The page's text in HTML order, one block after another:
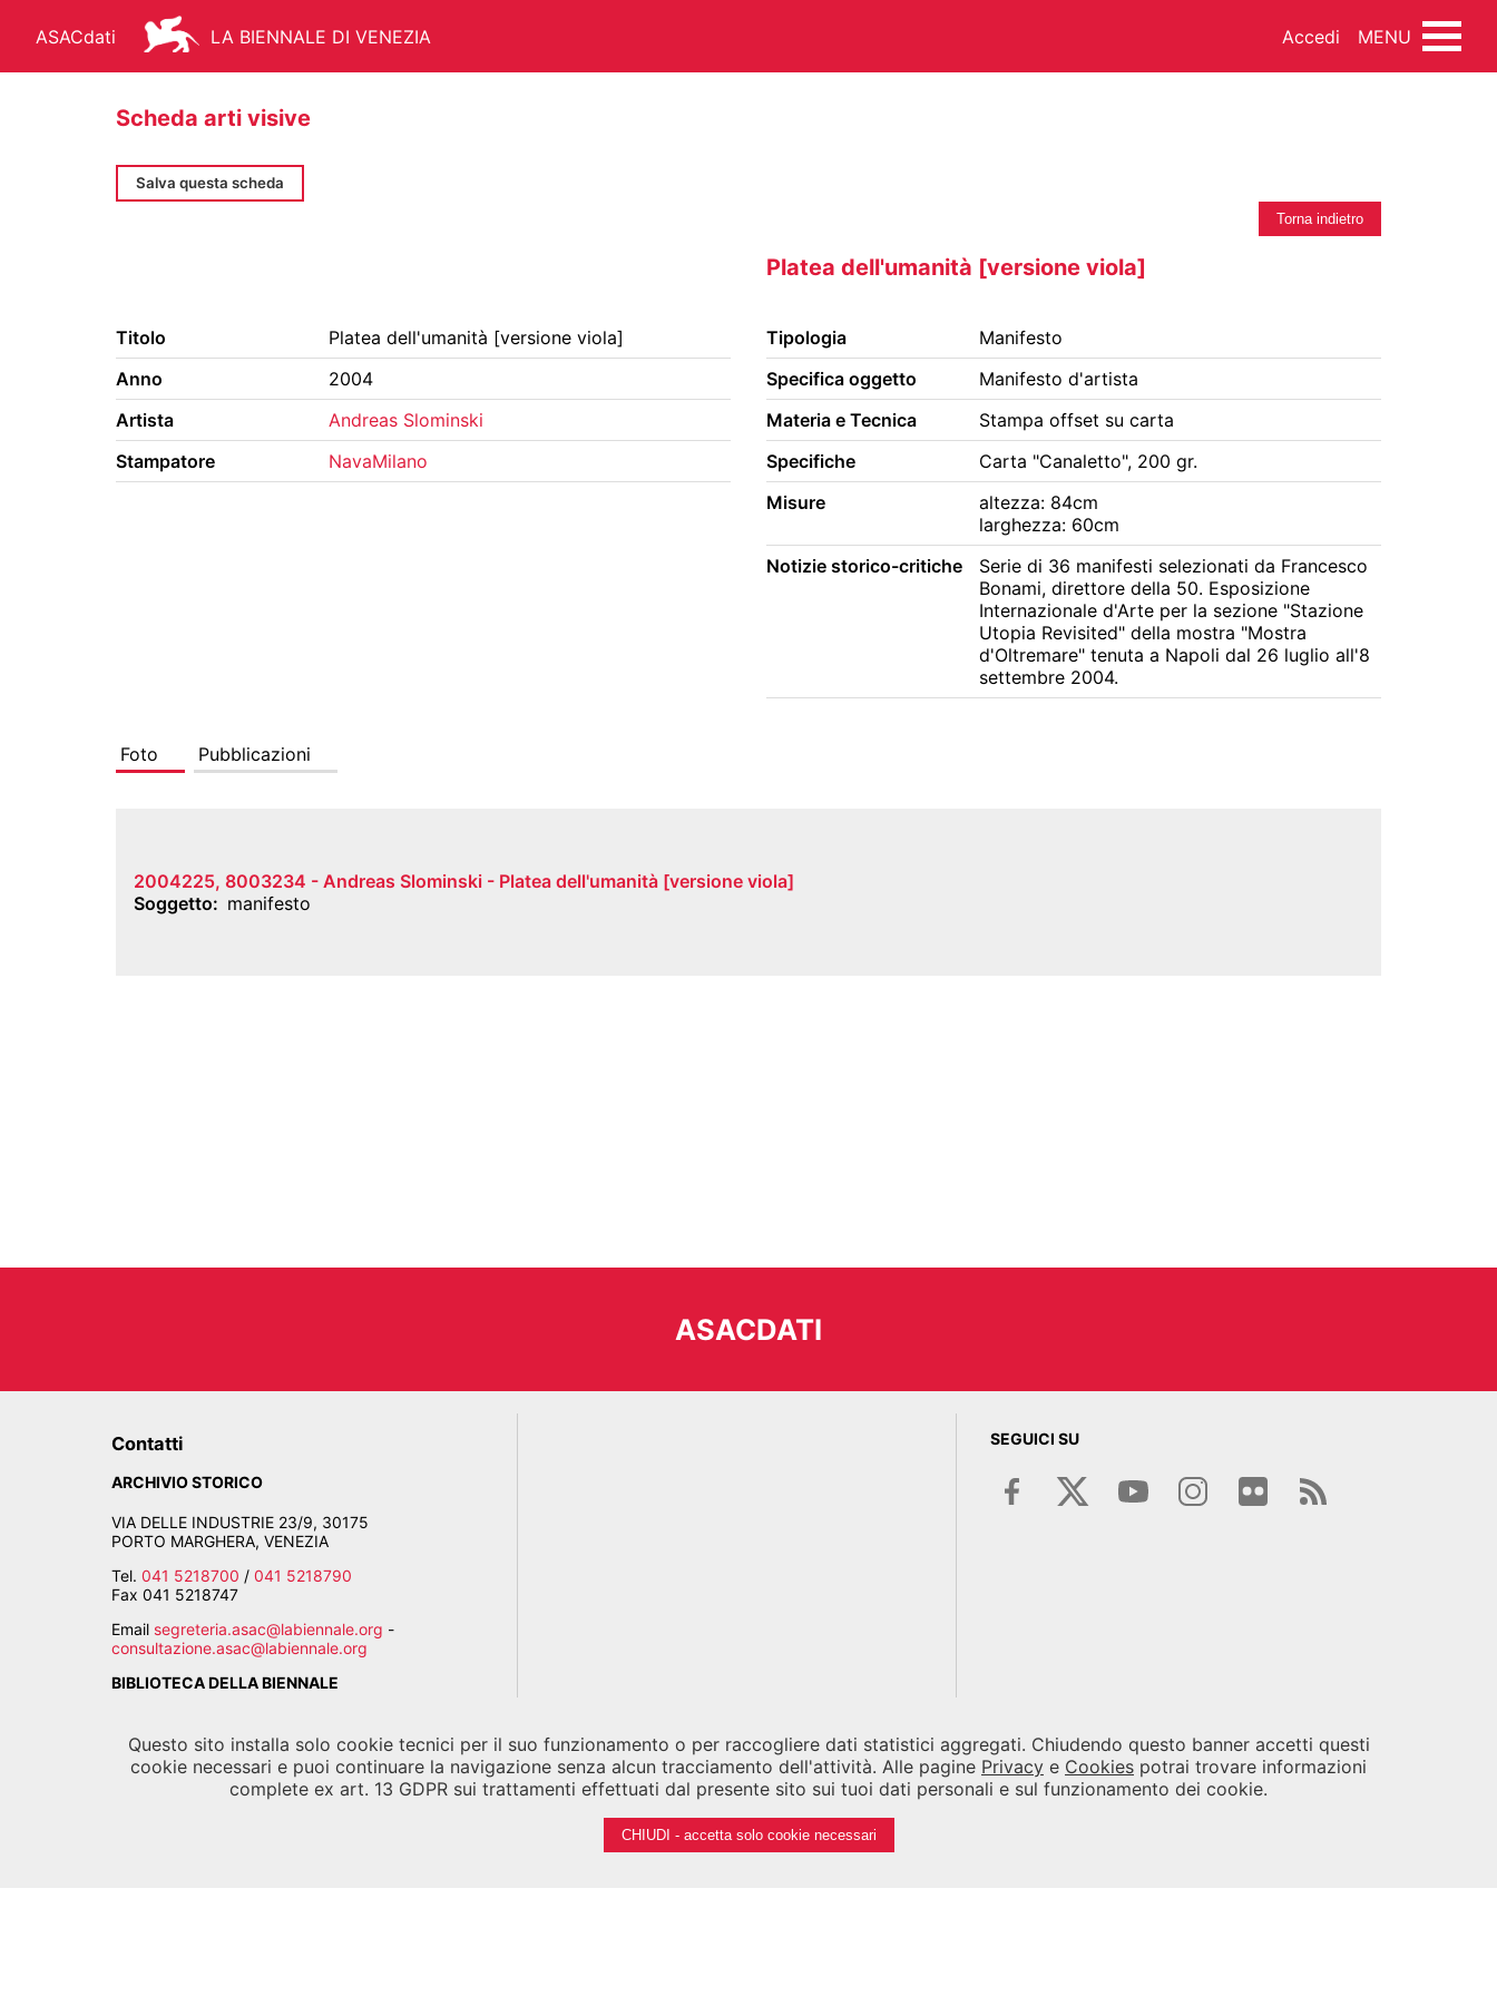
ASACdati LA BIENNALE DI VENEZIA Accedi MENU
ARCHIVIO STORICO - ASAC
MUSICA
ALTRE ATTIVITÀ
FONDO STORICO BIBLIOTECA E PERIODICI CINETECA FONDO ARTISTICO
FOTOTECA
MANIFESTI
MEDIATECA RACCOLTA DOCUMENTARIA RASSEGNA STAMPA FONDI ESTERNI
Scheda arti visive
Salva questa scheda
Torna indietro
Platea dell'umanità [versione viola]
Titolo
Platea dell'umanità [versione viola]
Anno
2004
Artista
Andreas Slominski
Stampatore
NavaMilano
Tipologia
Manifesto
Specifica oggetto
Manifesto d'artista
Materia e Tecnica
Stampa offset su carta
Specifiche
Carta "Canaletto", 200 gr.
Misure
altezza: 84cm
larghezza: 60cm
Notizie storico-critiche
Serie di 36 manifesti selezionati da Francesco
Bonami, direttore della 50. Esposizione
Internazionale d'Arte per la sezione "Stazione
Utopia Revisited" della mostra "Mostra
d'Oltremare" tenuta a Napoli dal 26 luglio all'8
settembre 2004.
Foto Pubblicazioni
2004225, 8003234 - Andreas Slominski - Platea dell'umanità [versione viola]
Soggetto
manifesto
ASACDATI
Contatti
ARCHIVIO STORICO
VIA DELLE INDUSTRIE 23/9, 30175
PORTO MARGHERA, VENEZIA
Tel. 041 5218700 / 041 5218790
Fax 041 5218747
Email segreteria.asac@labiennale.org -
consultazione.asac@labiennale.org
BIBLIOTECA DELLA BIENNALE
Tel. 041 5218939
biblioteca.asac@labiennale.org
SEGUICI SU
Questo sito installa solo cookie tecnici per il suo funzionamento o per raccogliere dati statistici aggregati. Chiudendo questo banner accetti questi
cookie necessari e puoi continuare la navigazione senza alcun tracciamento dell'attività. Alle pagine Privacy e Cookies potrai trovare informazioni
complete ex art. 13 GDPR sui trattamenti effettuati dal presente sito sui tuoi dati personali e sul funzionamento dei cookie.
CHIUDI - accetta solo cookie necessari